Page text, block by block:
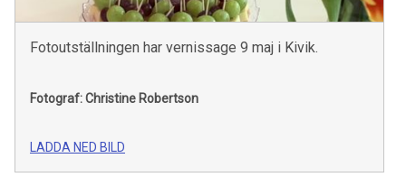
Fotoutställningen har vernissage 9 maj i Kivik.
Fotograf: Christine Robertson
LADDA NED BILD